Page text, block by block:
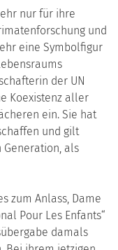
nur für ihre
und
eine Symbolfigur
der UN
Koexistenz aller
ein. Sie hat
und gilt
als
zum Anlass, Dame
Pour Les Enfants“
damals